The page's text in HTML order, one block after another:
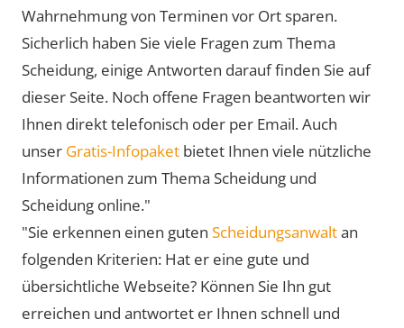
Wahrnehmung von Terminen vor Ort sparen.
Sicherlich haben Sie viele Fragen zum Thema
Scheidung, einige Antworten darauf finden Sie auf
dieser Seite. Noch offene Fragen beantworten wir
Ihnen direkt telefonisch oder per Email. Auch
unser Gratis-Infopaket bietet Ihnen viele nützliche
Informationen zum Thema Scheidung und
Scheidung online."
"Sie erkennen einen guten Scheidungsanwaltan
folgenden Kriterien: Hat er eine gute und
übersichtliche Webseite? Können Sie Ihn gut
erreichen und antwortet er Ihnen schnell und